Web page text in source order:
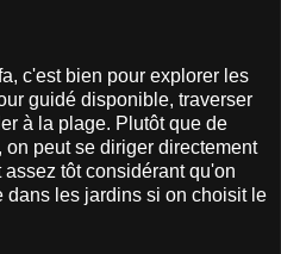
c'est bien pour explorer les
guidé disponible, traverser
à la plage. Plutôt que de
peut se diriger directement
tôt considérant qu'on
les jardins si on choisit le